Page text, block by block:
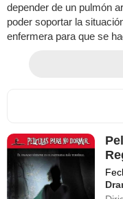
depender de un pulmón
poder soportar la
enfermera para que se